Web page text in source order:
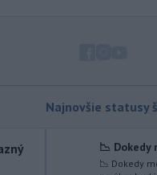
prestávky.
Slovenskej republiky na
v Bezpečnostnej
Najnovšie statusy
📉 Dokedy
📉 Dokedy